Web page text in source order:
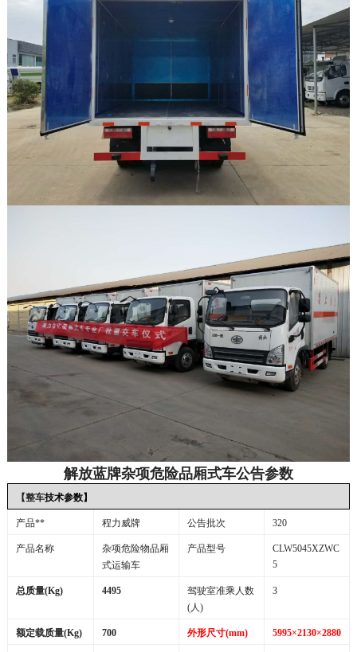
解放蓝牌杂项危险品厢式车公告参数
【整车技术参数】
产品** 程力威牌 公告批次 320
产品名称
杂项危险物品厢
式运输车
产品型号
CLW5045XZWC
5
总质量(Kg) 4495
驾驶室准乘人数
(人)
3
额定载质量(Kg) 700 外形尺寸(mm) 5995×2130×2880